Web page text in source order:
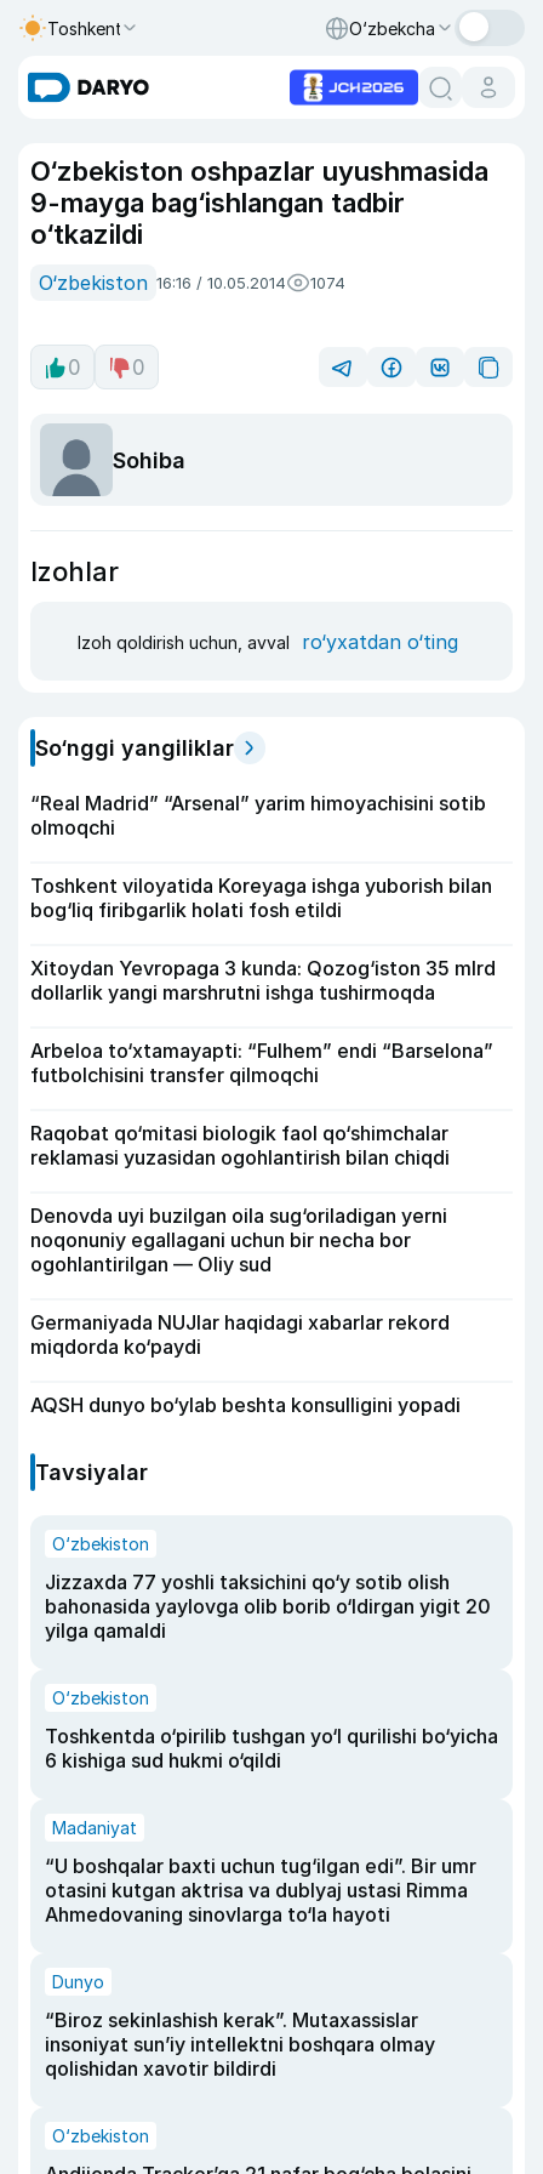
Toshkent O‘zbekcha
O‘zbekiston oshpazlar uyushmasida
9-mayga bag‘ishlangan tadbir
o‘tkazildi
O‘zbekiston 16:16 / 10.05.2014 1074
0 0
Sohiba
Izohlar
Izoh qoldirish uchun, avval ro‘yxatdan o‘ting
So‘nggi yangiliklar
“Real Madrid” “Arsenal” yarim himoyachisini sotib
olmoqchi
Toshkent viloyatida Koreyaga ishga yuborish bilan
bog‘liq firibgarlik holati fosh etildi
Xitoydan Yevropaga 3 kunda: Qozog‘iston 35 mlrd
dollarlik yangi marshrutni ishga tushirmoqda
Arbeloa to‘xtamayapti: “Fulhem” endi “Barselona”
futbolchisini transfer qilmoqchi
Raqobat qo‘mitasi biologik faol qo‘shimchalar
reklamasi yuzasidan ogohlantirish bilan chiqdi
Denovda uyi buzilgan oila sug‘oriladigan yerni
noqonuniy egallagani uchun bir necha bor
ogohlantirilgan — Oliy sud
Germaniyada NUJlar haqidagi xabarlar rekord
miqdorda ko‘paydi
AQSH dunyo bo‘ylab beshta konsulligini yopadi
Tavsiyalar
O‘zbekiston
Jizzaxda 77 yoshli taksichini qo‘y sotib olish
bahonasida yaylovga olib borib o‘ldirgan yigit 20
yilga qamaldi
O‘zbekiston
Toshkentda o‘pirilib tushgan yo‘l qurilishi bo‘yicha
6 kishiga sud hukmi o‘qildi
Madaniyat
“U boshqalar baxti uchun tug‘ilgan edi”. Bir umr
otasini kutgan aktrisa va dublyaj ustasi Rimma
Ahmedovaning sinovlarga to‘la hayoti
Dunyo
“Biroz sekinlashish kerak”. Mutaxassislar
insoniyat sun’iy intellektni boshqara olmay
qolishidan xavotir bildirdi
O‘zbekiston